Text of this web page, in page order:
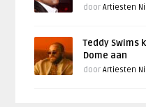
doorArtiesten
Teddy Swims
Dome aan
doorArtiesten